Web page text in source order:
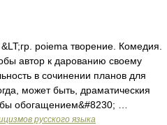
poiema творение. Комедия.
автор к дарованию своему
в сочинении планов для
может быть, драматическия
обогащением&#8230; …
русского языка